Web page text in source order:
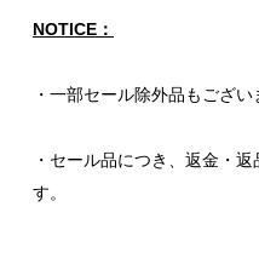
NOTICE：
・一部セール除外品もござい
・セール品につき、返金・
す。